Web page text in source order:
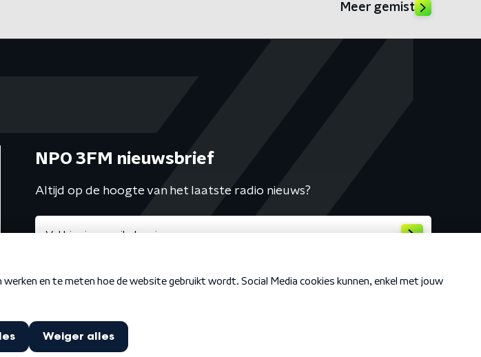
Meer gemist
NPO 3FM nieuwsbrief
Altijd op de hoogte van het laatste radio nieuws?